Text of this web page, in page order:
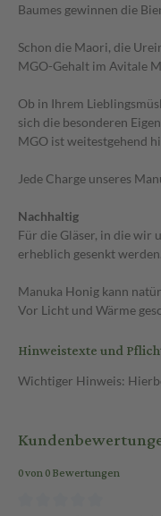
Baumes gewinnen die
Schon die Maori, die
MGO-Gehalt im Avitale
Ob in Ihrem
sich die besonderen
MGO ist weitestgehend
Jede Charge unseres
Nachhaltig
Für die Gläser, in die wir
erheblich gesenkt
Manuka Honig kann
Vor Licht und Wärme
Hinweistexte und
Wichtiger Hinweis:
0 von 0 Bewertungen